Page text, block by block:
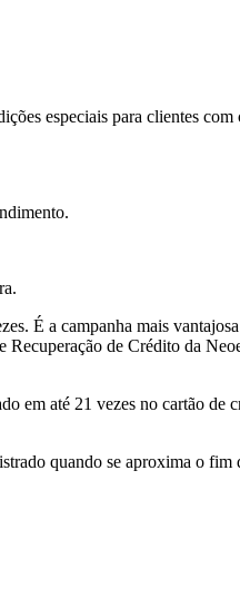
especiais para clientes com
É a campanha mais
de Crédito da
em até 21 vezes no cartão de
quando se aproxima o fim